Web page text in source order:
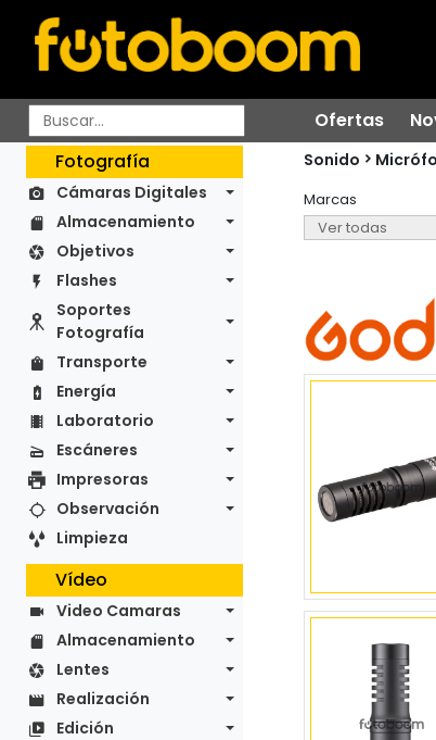
Ofertas
Fotografía
Cámaras Digitales
Almacenamiento
Objetivos
Flashes
Soportes
Fotografía
Transporte
Energía
Laboratorio
Escáneres
Impresoras
Observación
Limpieza
Vídeo
Video Camaras
Almacenamiento
Lentes
Realización
Edición
Sonido
Marcas